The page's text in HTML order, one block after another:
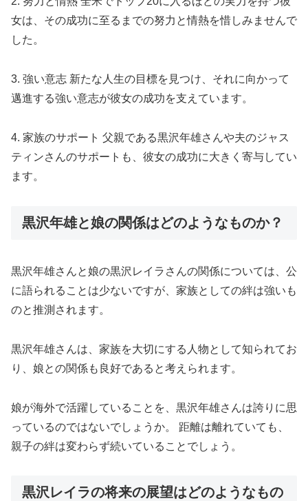
女は、その成功に至るまでの努力と情熱を惜しみませんで
した。
3. 強い意志 新たな人生の目標を見つけ、それに向かって
邁進する強い意志が彼女の成功を支えています。
4. 家族のサポート 父親である黒沢年雄さんや夫のジャス
ティンさんのサポートも、彼女の成功に大きく寄与してい
ます。
黒沢年雄と娘の関係はどのようなものか？
黒沢年雄さんと娘の黒沢レイラさんの関係については、公
に語られることは少ないですが、家族としての絆は強いも
のと推測されます。
黒沢年雄さんは、家族を大切にする人物として知られてお
り、娘との関係も良好であると考えられます。
娘が海外で活躍していることを、黒沢年雄さんは誇りに思
っているのではないでしょうか。 距離は離れていても、
親子の絆は変わらず続いていることでしょう。
黒沢レイラの将来の展望はどのようなもの